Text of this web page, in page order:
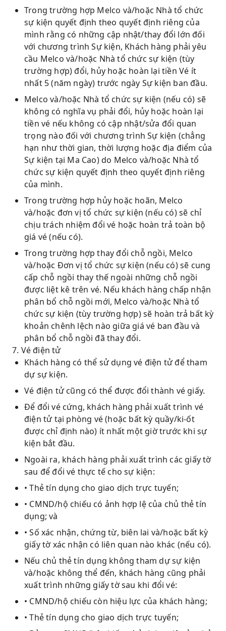
Trong trường hợp Melco và/hoặc Nhà tổ chức
sự kiện quyết định theo quyết định riêng của
mình rằng có những cập nhật/thay đổi lớn đối
với chương trình Sự kiện, Khách hàng phải yêu
cầu Melco và/hoặc Nhà tổ chức sự kiện (tùy
trường hợp) đổi, hủy hoặc hoàn lại tiền Vé ít
nhất 5 (năm ngày) trước ngày Sự kiện ban đầu.
Melco và/hoặc Nhà tổ chức sự kiện (nếu có) sẽ
không có nghĩa vụ phải đổi, hủy hoặc hoàn lại
tiền vé nếu không có cập nhật/sửa đổi quan
trọng nào đối với chương trình Sự kiện (chẳng
hạn như thời gian, thời lượng hoặc địa điểm của
Sự kiện tại Ma Cao) do Melco và/hoặc Nhà tổ
chức sự kiện quyết định theo quyết định riêng
của mình.
Trong trường hợp hủy hoặc hoãn, Melco
và/hoặc đơn vị tổ chức sự kiện (nếu có) sẽ chỉ
chịu trách nhiệm đổi vé hoặc hoàn trả toàn bộ
giá vé (nếu có).
Trong trường hợp thay đổi chỗ ngồi, Melco
và/hoặc Đơn vị tổ chức sự kiện (nếu có) sẽ cung
cấp chỗ ngồi thay thế ngoài những chỗ ngồi
được liệt kê trên vé. Nếu khách hàng chấp nhận
phân bổ chỗ ngồi mới, Melco và/hoặc Nhà tổ
chức sự kiện (tùy trường hợp) sẽ hoàn trả bất kỳ
khoản chênh lệch nào giữa giá vé ban đầu và
phân bổ chỗ ngồi đã thay đổi.
7. Vé điện tử
Khách hàng có thể sử dụng vé điện tử để tham
dự sự kiện.
Vé điện tử cũng có thể được đổi thành vé giấy.
Để đổi vé cứng, khách hàng phải xuất trình vé
điện tử tại phòng vé (hoặc bất kỳ quầy/ki-ốt
được chỉ định nào) ít nhất một giờ trước khi sự
kiện bắt đầu.
Ngoài ra, khách hàng phải xuất trình các giấy tờ
sau để đổi vé thực tế cho sự kiện:
• Thẻ tín dụng cho giao dịch trực tuyến;
• CMND/hộ chiếu có ảnh hợp lệ của chủ thẻ tín
dụng; và
• Số xác nhận, chứng từ, biên lai và/hoặc bất kỳ
giấy tờ xác nhận có liên quan nào khác (nếu có).
Nếu chủ thẻ tín dụng không tham dự sự kiện
và/hoặc không thể đến, khách hàng cũng phải
xuất trình những giấy tờ sau khi đổi vé:
• CMND/hộ chiếu còn hiệu lực của khách hàng;
• Thẻ tín dụng cho giao dịch trực tuyến;